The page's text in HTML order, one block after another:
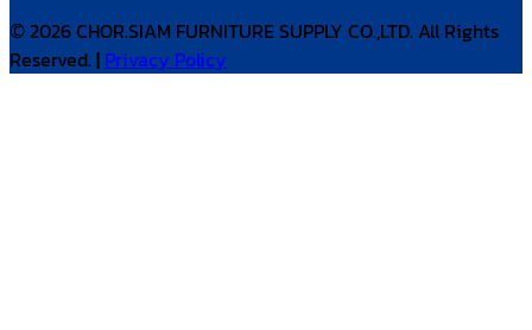
© 2026 CHOR.SIAM FURNITURE SUPPLY CO.,LTD. All Rights
Reserved. | Privacy Policy